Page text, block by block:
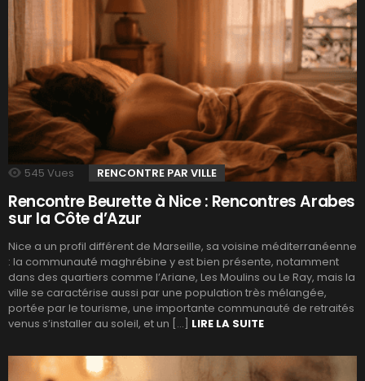
545 Vues RENCONTRE PAR VILLE
Rencontre Beurette à Nice : Rencontres Arabes
sur la Côte d’Azur
Nice a un profil différent de Marseille, sa voisine méditerranéenne
: la communauté maghrébine y est bien présente, notamment
dans des quartiers comme l’Ariane, Les Moulins ou Le Ray, mais la
ville se caractérise aussi par une population très mélangée,
portée par le tourisme, une importante communauté de retraités
venus s’installer au soleil, et un […] LIRE LA SUITE